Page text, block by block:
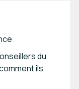
du
ils